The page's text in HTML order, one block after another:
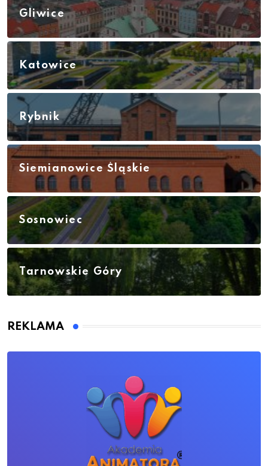
Gliwice
Katowice
Rybnik
Siemianowice Śląskie
Sosnowiec
Tarnowskie Góry
REKLAMA